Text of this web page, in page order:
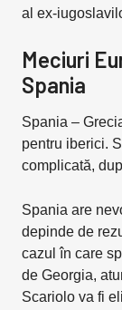
al ex-
Meciuri
Spania
Spania –
pentru iberici.
complicată,
Spania are
depinde de
cazul în care
de Georgia,
Scariolo va fi